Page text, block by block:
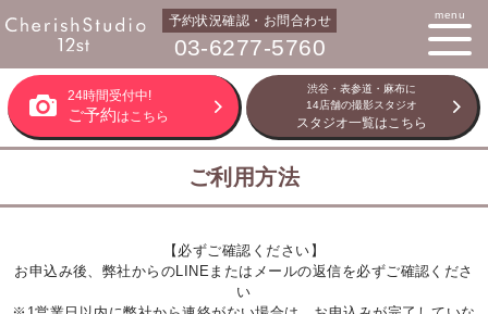
予約状況確認・お問合わせ
03-6277-5760
menu
24時間受付中!
ご予約はこちら
渋谷・表参道・麻布に
14店舗の撮影スタジオ
スタジオ一覧はこちら
ご利用方法
【必ずご確認ください】
お申込み後、弊社からのLINEまたはメールの返信を必ずご確認くださ
い